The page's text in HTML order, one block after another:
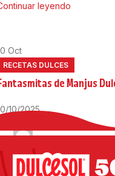
leyendo
Oct
RECETAS DULCES
de Manjus
10/2025
Dulcesol se transforman
para preparar con